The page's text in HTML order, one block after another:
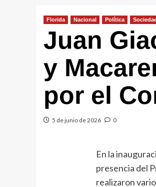
Florida Nacional Política
Juan
y
por el
5 de junio de 2026 0
En la
presencia del
realizaron